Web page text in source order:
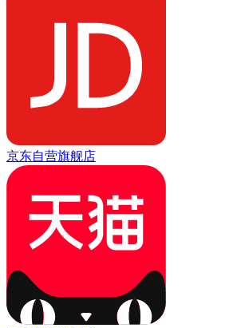
京东自营旗舰店